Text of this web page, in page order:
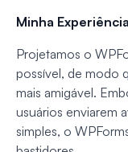
Minha Experiência
Projetamos o
possível, de modo
mais amigável.
usuários enviarem
simples, o